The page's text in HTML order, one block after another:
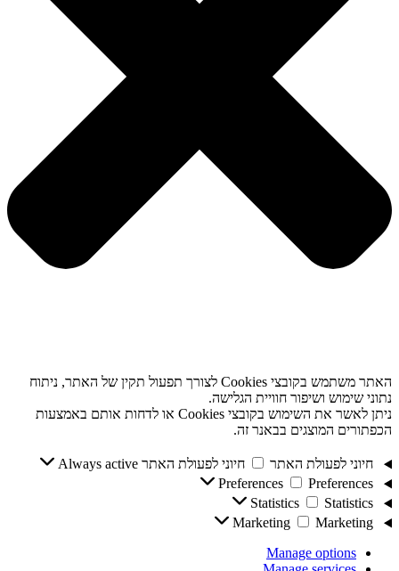
האתר משתמש בקובצי Cookies לצורך תפעול תקין של האתר, ניתוח
נתוני שימוש ושיפור חוויית הגלישה.
ניתן לאשר את השימוש בקובצי Cookies או לדחות אותם באמצעות
הכפתורים המוצגים בבאנר זה.
חיוני לפעולת האתר חיוני לפעולת האתר Always active
Preferences
Preferences
Statistics
Statistics
Marketing
Marketing
Manage options